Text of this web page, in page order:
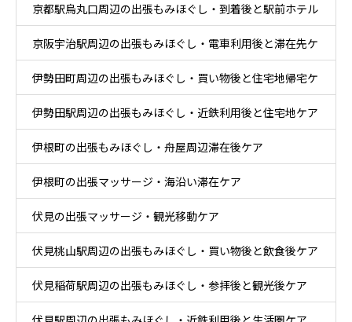
とホテル休息ケア
京都駅烏丸口周辺の出張もみほぐし・到着後と駅前ホテル
ケア
京阪宇治駅周辺の出張もみほぐし・電車利用後と滞在先ケ
ア
伊勢田町周辺の出張もみほぐし・買い物後と住宅地帰宅ケ
ア
伊勢田駅周辺の出張もみほぐし・近鉄利用後と住宅地ケア
伊根町の出張もみほぐし・舟屋周辺滞在後ケア
伊根町の出張マッサージ・海沿い滞在ケア
伏見の出張マッサージ・観光移動ケア
伏見桃山駅周辺の出張もみほぐし・買い物後と飲食後ケア
伏見稲荷駅周辺の出張もみほぐし・参拝後と観光後ケア